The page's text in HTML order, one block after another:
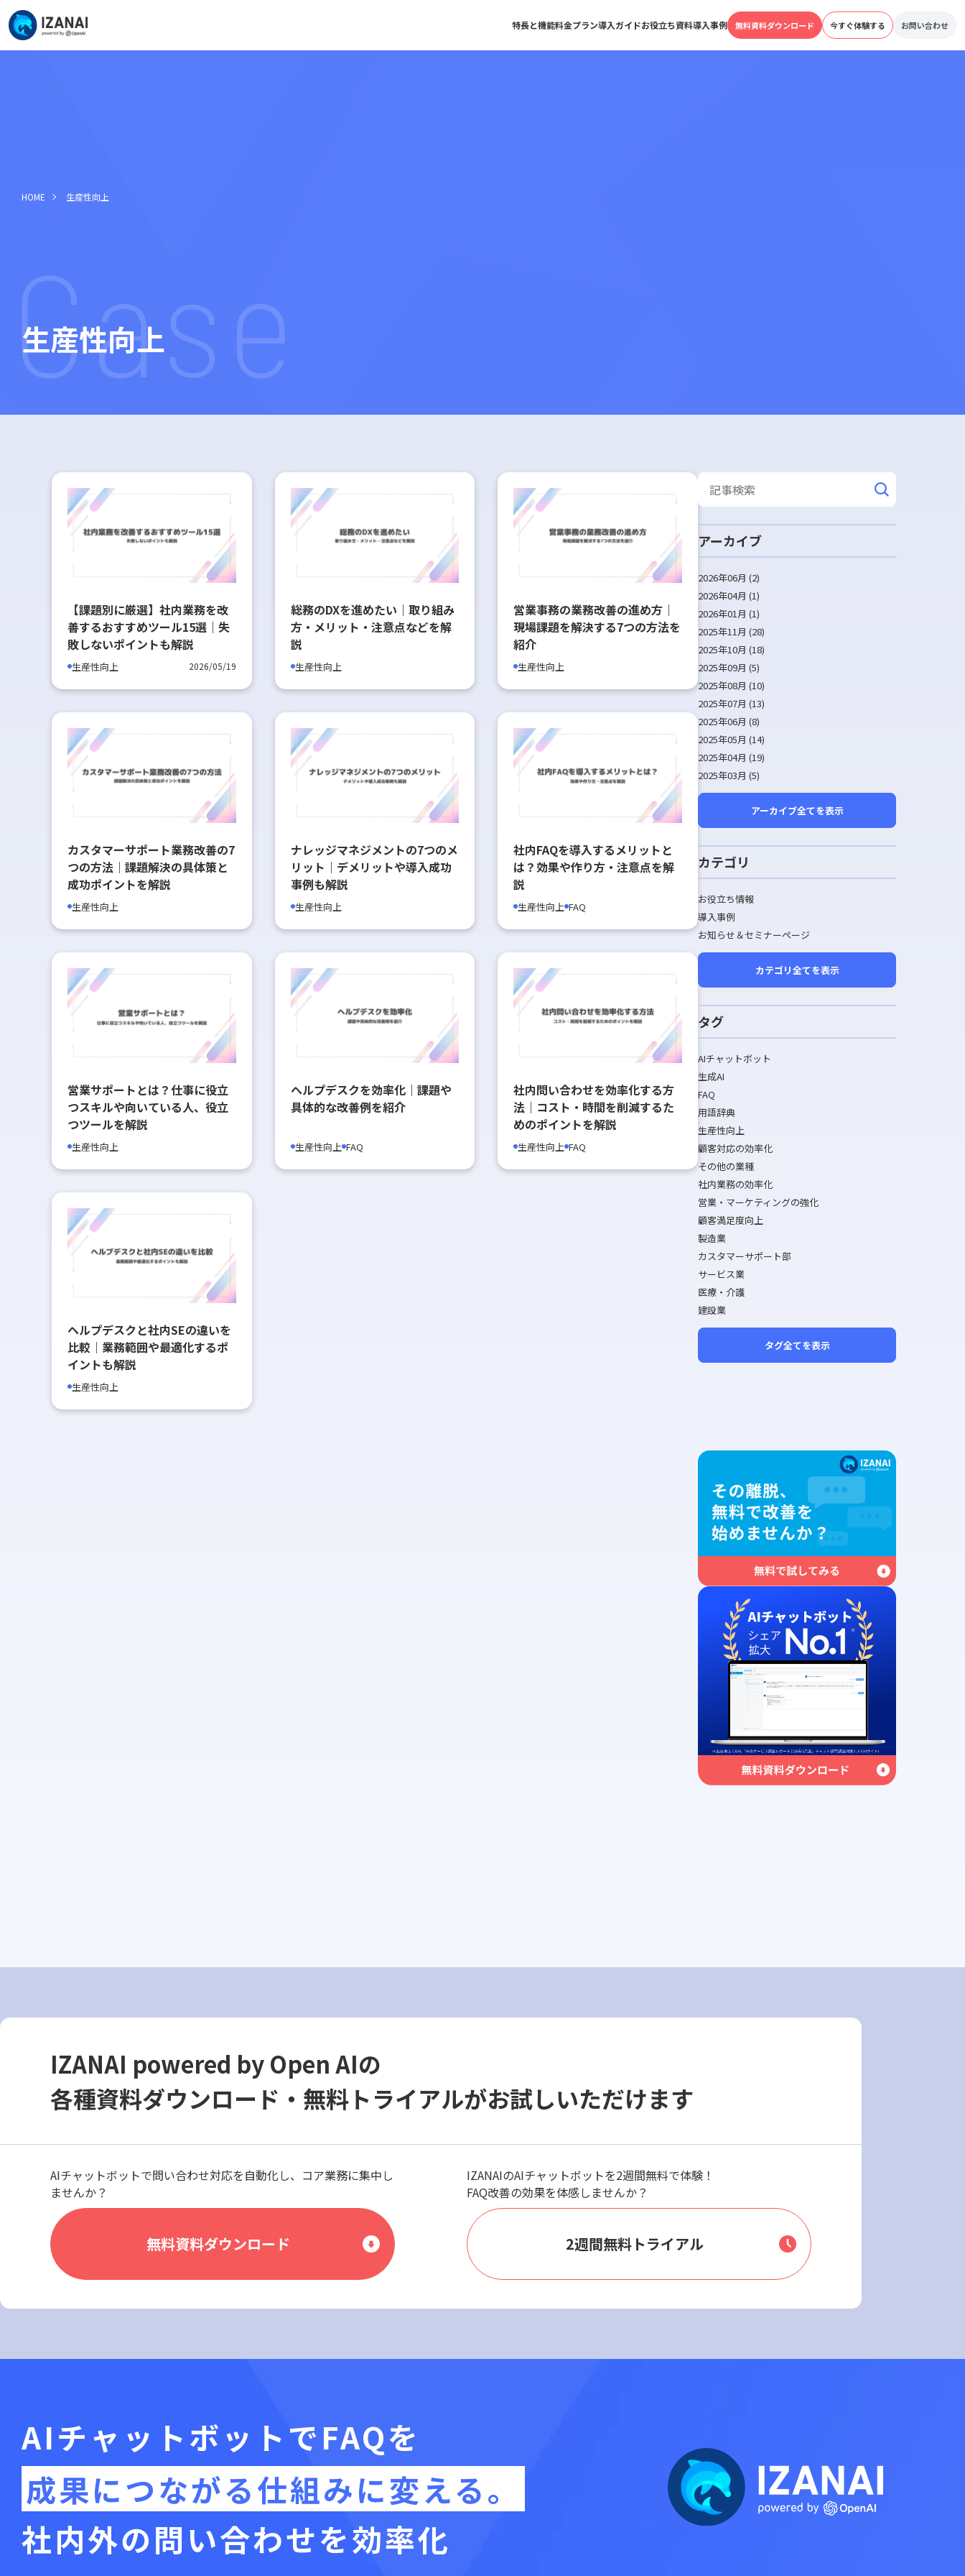
特長と機能料金プラン導入ガイドお役立ち資料導入事例 無料資料ダウンロード 今すぐ体験する お問い合わせ
HOME 生産性向上
生産性向上
【課題別に厳選】社内業務を改
善するおすすめツール15選｜失
敗しないポイントも解説
生産性向上 2026/05/19
総務のDXを進めたい｜取り組み
方・メリット・注意点などを解
説
生産性向上
営業事務の業務改善の進め方｜
現場課題を解決する7つの方法を
紹介
生産性向上
カスタマーサポート業務改善の7
つの方法｜課題解決の具体策と
成功ポイントを解説
生産性向上
ナレッジマネジメントの7つのメ
リット｜デメリットや導入成功
事例も解説
生産性向上
社内FAQを導入するメリットと
は？効果や作り方・注意点を解
説
生産性向上 FAQ
営業サポートとは？仕事に役立
つスキルや向いている人、役立
つツールを解説
生産性向上
ヘルプデスクを効率化｜課題や
具体的な改善例を紹介
生産性向上 FAQ
社内問い合わせを効率化する方
法｜コスト・時間を削減するた
めのポイントを解説
生産性向上 FAQ
ヘルプデスクと社内SEの違いを
比較｜業務範囲や最適化するポ
イントも解説
生産性向上
アーカイブ
2026年06月 (2)
2026年04月 (1)
2026年01月 (1)
2025年11月 (28)
2025年10月 (18)
2025年09月 (5)
2025年08月 (10)
2025年07月 (13)
2025年06月 (8)
2025年05月 (14)
2025年04月 (19)
2025年03月 (5)
アーカイブ全てを表示
カテゴリ
お役立ち情報
導入事例
お知らせ＆セミナーページ
カテゴリ全てを表示
タグ
AIチャットボット
生成AI
FAQ
用語辞典
生産性向上
顧客対応の効率化
その他の業種
社内業務の効率化
営業・マーケティングの強化
顧客満足度向上
製造業
カスタマーサポート部
サービス業
医療・介護
建設業
タグ全てを表示
IZANAI powered by Open AIの
各種資料ダウンロード・無料トライアルがお試しいただけます
AIチャットボットで問い合わせ対応を自動化し、コア業務に集中し
ませんか？
無料資料ダウンロード
IZANAIのAIチャットボットを2週間無料で体験！
FAQ改善の効果を体感しませんか？
2週間無料トライアル
AIチャットボットでFAQを
成果につながる仕組みに変える。
社内外の問い合わせを効率化